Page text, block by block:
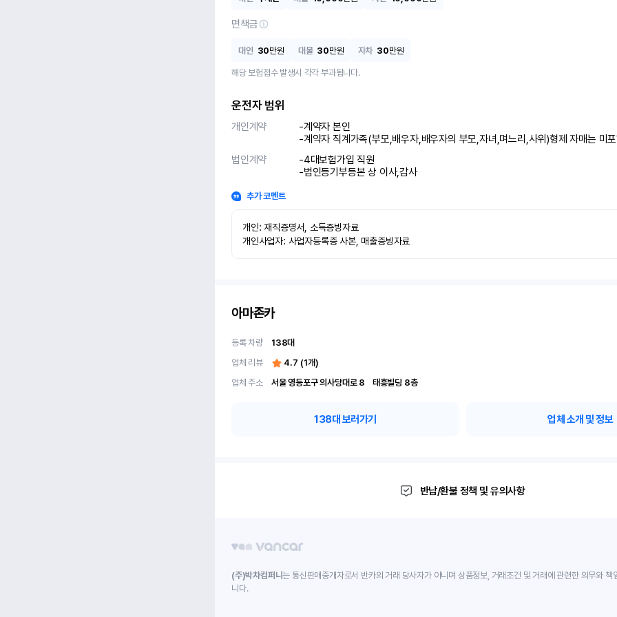
면책금
대인 30만원 대물 30만원 자차 30만원
해당 보험접수 발생시 각각 부과됩니다.
운전자 범위
개인계약
-계약자 본인
-계약자 직계가족(부모,배우자,배우자의 부모,자녀,며느리,사위)형제 자매는 미
법인계약
-4대보험가입 직원
-법인등기부등본 상 이사,감사
추가 코멘트
개인: 재직증명서, 소득증빙자료
개인사업자: 사업자등록증 사본, 매출증빙자료
아마존카
등록 차량 138대
업체 리뷰
4.7 (1개)
업체 주소
서울 영등포구 의사당대로 8	 태흥빌딩 8층
138대 보러가기 업체 소개 및 정보
반납/환불 정책 및 유의사항
(주)박차컴퍼니는 통신판매중개자로서 반카의 거래 당사자가 아니며 상품정보, 거래조건 및 거래에 관련한 의무와 책
니다.